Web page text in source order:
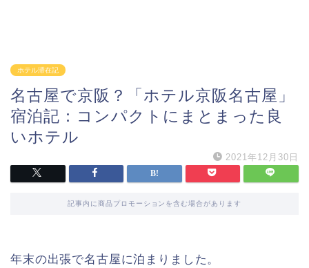
ホテル滞在記
名古屋で京阪？「ホテル京阪名古屋」
宿泊記：コンパクトにまとまった良
いホテル
2021年12月30日
記事内に商品プロモーションを含む場合があります
年末の出張で名古屋に泊まりました。